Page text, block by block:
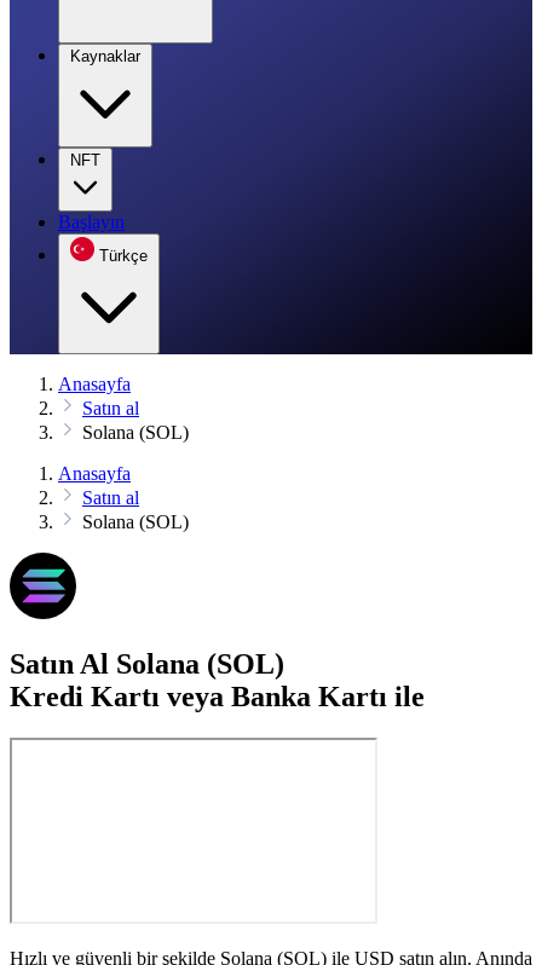
Kaynaklar
NFT
Başlayın
Türkçe
Anasayfa
Satın al
Solana (SOL)
Anasayfa
Satın al
Solana (SOL)
Satın Al Solana (SOL)
Kredi Kartı veya Banka Kartı ile
Hızlı ve güvenli bir şekilde Solana (SOL) ile USD satın alın. Anında